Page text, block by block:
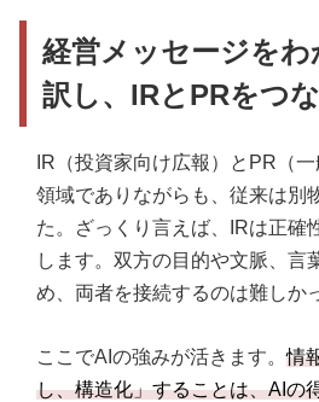
経営メッセージを
訳し、IRとPRをつ
IR（投資家向け広報）とPR（
領域でありながらも、従来は別
た。ざっくり言えば、IRは正確
します。双方の目的や文脈、言
め、両者を接続するのは難しか
ここでAIの強みが活きます。情
し、構造化」することは、AIの